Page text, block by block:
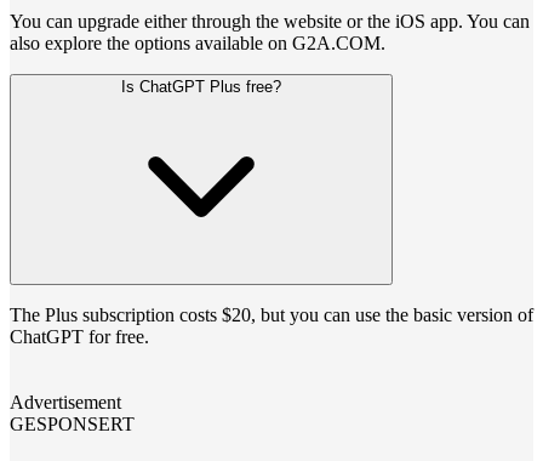
You can upgrade either through the website or the iOS app. You can
also explore the options available on G2A.COM.
Is ChatGPT Plus free?
The Plus subscription costs $20, but you can use the basic version of
ChatGPT for free.
Advertisement
GESPONSERT